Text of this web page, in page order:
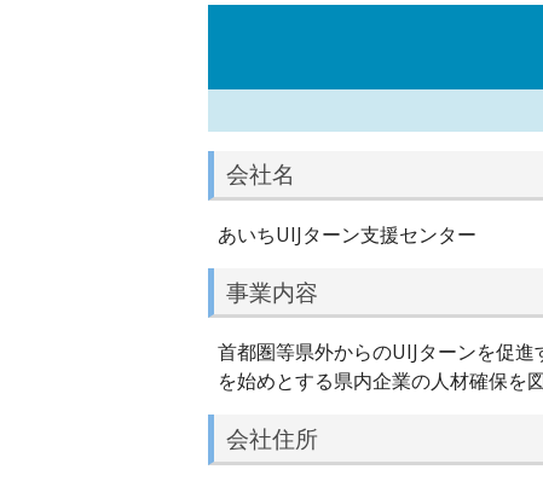
会社名
あいちUIJターン支援センター
事業内容
首都圏等県外からのUIJターンを促
を始めとする県内企業の人材確保を図
会社住所